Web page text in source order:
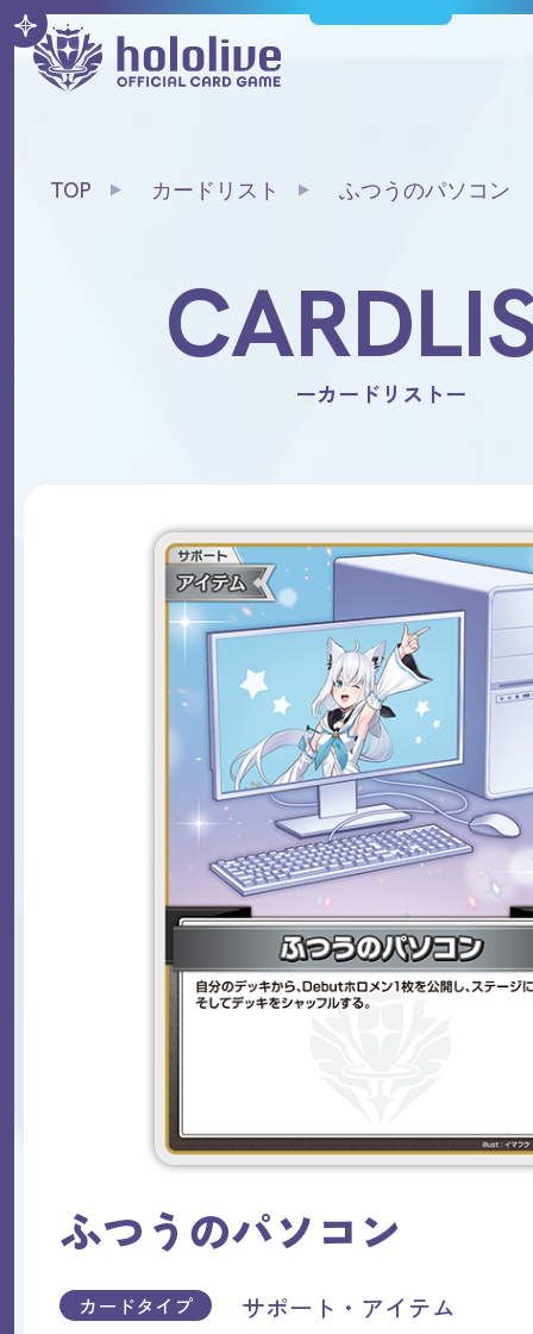
TOP カードリスト ふつうのパソコン
ーカードリストー
ふつうのパソコン
カードタイプ サポート・アイテム